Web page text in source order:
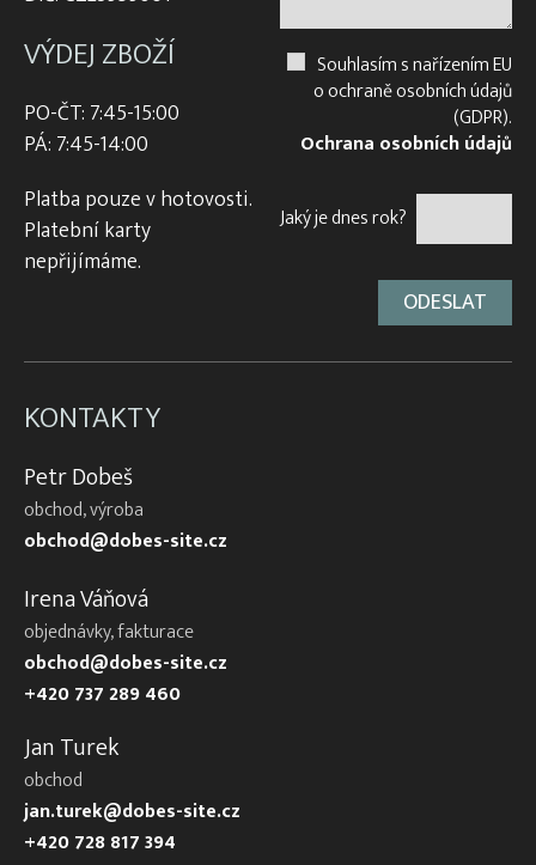
VÝDEJ ZBOŽÍ
PO-ČT: 7:45-15:00
PÁ: 7:45-14:00
Platba pouze v hotovosti.
Platební karty
nepřijímáme.
Souhlasím s nařízením EU
o ochraně osobních údajů
(GDPR).
Ochrana osobních údajů
Jaký je dnes rok?
KONTAKTY
Petr Dobeš
obchod, výroba
obchod@dobes-site.cz
Irena Váňová
objednávky, fakturace
obchod@dobes-site.cz
+420 737 289 460
Jan Turek
obchod
jan.turek@dobes-site.cz
+420 728 817 394